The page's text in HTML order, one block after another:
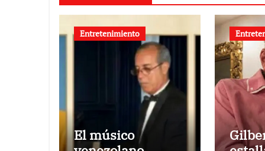
Entretenimiento
El músico